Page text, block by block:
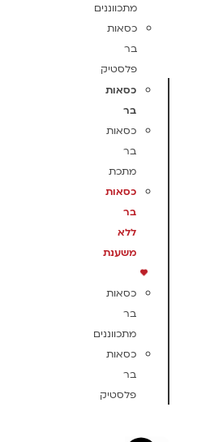
מתכווננים
כסאות
בר
פלסטיק
כסאות
בר
כסאות
בר
מתכת
כסאות
בר
ללא
משענת
כסאות
בר
מתכווננים
כסאות
בר
פלסטיק